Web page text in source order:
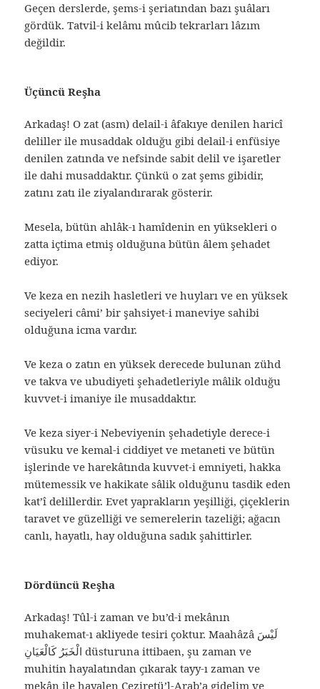
Geçen derslerde, şems-i şeriatından bazı şuâları
gördük. Tatvil-i kelâmı mûcib tekrarları lâzım
değildir.
Üçüncü Reşha
Arkadaş! O zat (asm) delail-i âfakıye denilen haricî
deliller ile musaddak olduğu gibi delail-i enfüsiye
denilen zatında ve nefsinde sabit delil ve işaretler
ile dahi musaddaktır. Çünkü o zat şems gibidir,
zatını zatı ile ziyalandırarak gösterir.
Mesela, bütün ahlâk-ı hamîdenin en yüksekleri o
zatta içtima etmiş olduğuna bütün âlem şehadet
ediyor.
Ve keza en nezih hasletleri ve huyları ve en yüksek
seciyeleri câmi’ bir şahsiyet-i maneviye sahibi
olduğuna icma vardır.
Ve keza o zatın en yüksek derecede bulunan zühd
ve takva ve ubudiyeti şehadetleriyle mâlik olduğu
kuvvet-i imaniye ile musaddaktır.
Ve keza siyer-i Nebeviyenin şehadetiyle derece-i
vüsuku ve kemal-i ciddiyet ve metaneti ve bütün
işlerinde ve harekâtında kuvvet-i emniyeti, hakka
mütemessik ve hakikate sâlik olduğunu tasdik eden
kat’î delillerdir. Evet yaprakların yeşilliği, çiçeklerin
taravet ve güzelliği ve semerelerin tazeliği; ağacın
canlı, hayatlı, hay olduğuna sadık şahittirler.
Dördüncü Reşha
Arkadaş! Tûl-i zaman ve bu’d-i mekânın
muhakemat-ı akliyede tesiri çoktur. Maahâzâ لَيْسَ
الْخَبَرُ كَالْعَيَانِ düsturuna ittibaen, şu zaman ve
muhitin hayalatından çıkarak tayy-ı zaman ve
mekân ile hayalen Ceziretü’l-Arab’a gidelim ve